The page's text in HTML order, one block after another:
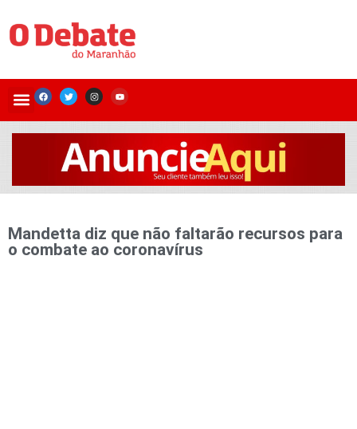
Mandetta diz que não faltarão recursos para
o combate ao coronavírus